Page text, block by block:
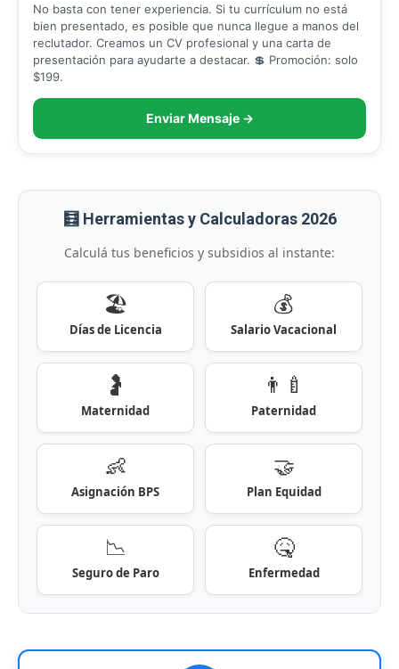
No basta con tener experiencia. Si tu currículum no está
bien presentado, es posible que nunca llegue a manos del
reclutador. Creamos un CV profesional y una carta de
presentación para ayudarte a destacar. 💲 Promoción: solo
$199.
Enviar Mensaje →
🧮 Herramientas y Calculadoras 2026
Calculá tus beneficios y subsidios al instante:
🏖️
Días de Licencia
💰
Salario Vacacional
🤰
Maternidad
👨‍🍼
Paternidad
👶
Asignación BPS
🤝
Plan Equidad
📉
Seguro de Paro
🤒
Enfermedad